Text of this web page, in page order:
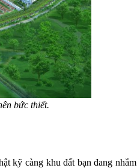
bức thiết.
kỹ càng khu đất bạn đang nhắm